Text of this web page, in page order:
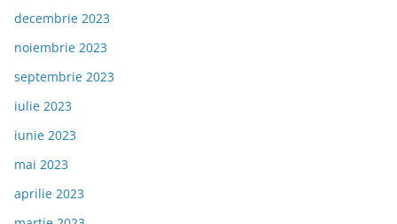
decembrie 2023
noiembrie 2023
septembrie 2023
iulie 2023
iunie 2023
mai 2023
aprilie 2023